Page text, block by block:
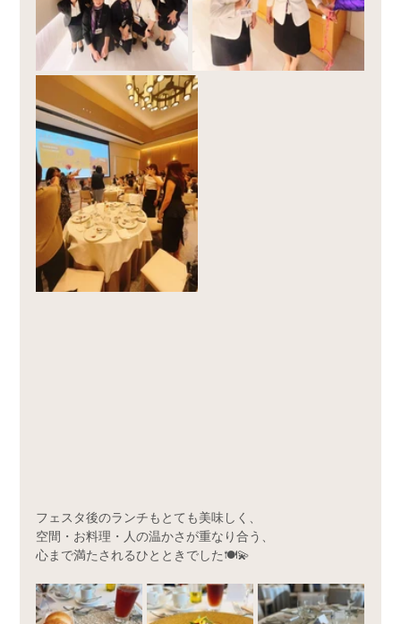
フェスタ後のランチもとても美味しく、
空間・お料理・人の温かさが重なり合う、
心まで満たされるひとときでした🍽️💫